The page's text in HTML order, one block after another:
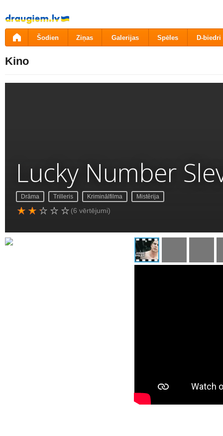
Pāriet
uz
saturu
Šodien Ziņas Galerijas Spēles D-biedri
Kino
Lucky Number
Drāma Trilleris Kriminālfilma Mistērija
(6 vērtējumi)